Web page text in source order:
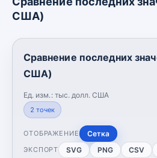
США)
Сравнение последних
США)
Ед. изм.: тыс. долл. США
2 точек
ОТОБРАЖЕНИЕ Сетка
ЭКСПОРТ SVG PNG CSV